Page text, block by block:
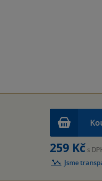
259 Kč s
Jsme